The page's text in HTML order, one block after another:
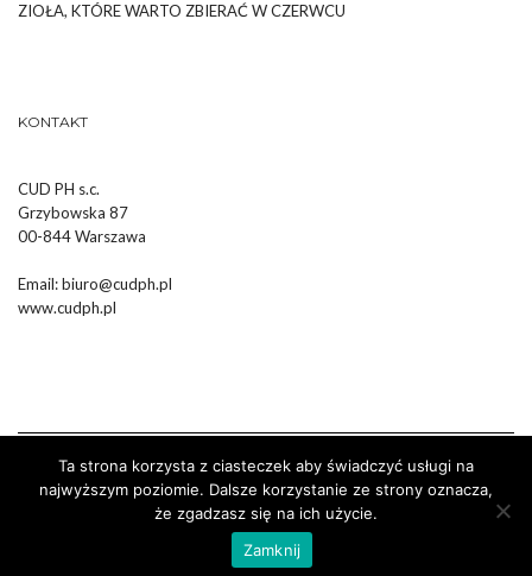
ZIOŁA, KTÓRE WARTO ZBIERAĆ W CZERWCU
KONTAKT
CUD PH s.c.
Grzybowska 87
00-844 Warszawa
Email:biuro@cudph.pl
www.cudph.pl
Wykonanie :Strony Internetowe Białystok Dr Pixel
Ta strona korzysta z ciasteczek aby świadczyć usługi na
najwyższym poziomie. Dalsze korzystanie ze strony oznacza,
że zgadzasz się na ich użycie.
Zamknij